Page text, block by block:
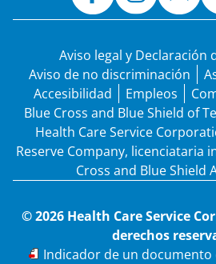
Aviso legal y Declaración
Aviso de no discriminación
Accesibilidad
Empleos
Blue Cross and Blue Shield of
Health Care Service
Reserve Company, licenciataria
Cross and Blue Shield
© 2026 Health Care Service
derechos
PDF
Indicador de un